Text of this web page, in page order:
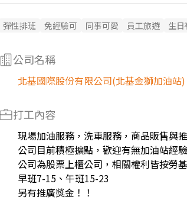
彈性排班 免經驗可 同事可愛 員工旅遊 生日
公司名稱
北基國際股份有限公司(北基金獅加油站)
打工內容
現場加油服務，洗車服務，商品販售與
公司目前積極擴點，歡迎有無加油站經
公司為股票上櫃公司，相關權利皆按勞
早班7-15、午班15-23
另有推廣獎金！！